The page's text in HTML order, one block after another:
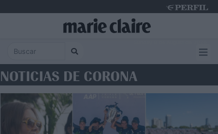
NOTICIAS DE CORONA